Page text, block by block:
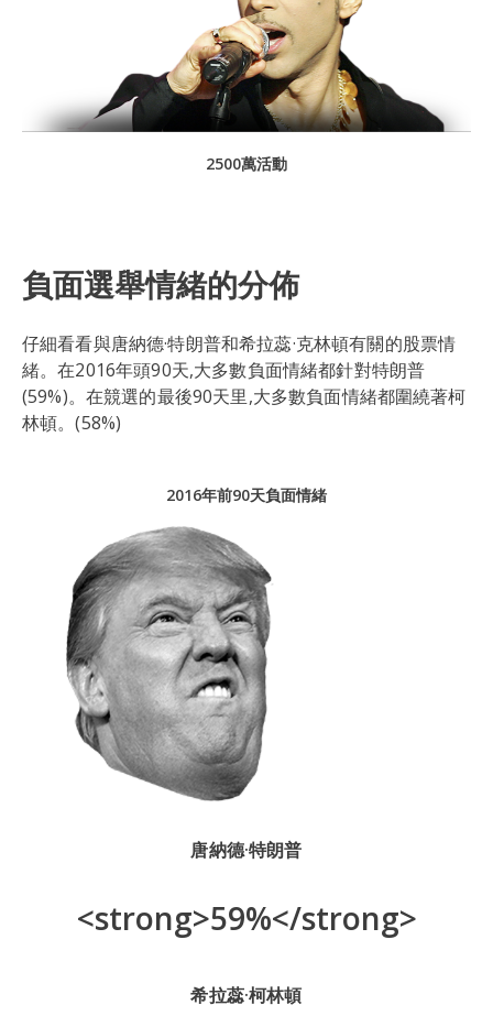
2500萬活動
負面選舉情緒的分佈
仔細看看與唐納德·特朗普和希拉蕊·克林頓有關的股票情
緒。在2016年頭90天,大多數負面情緒都針對特朗普
(59%)。在競選的最後90天里,大多數負面情緒都圍繞著柯
林頓。(58%)
2016年前90天負面情緒
唐納德·特朗普
<strong>59%</strong>
希拉蕊·柯林頓